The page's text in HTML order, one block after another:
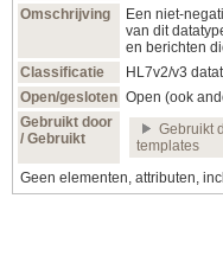
Omschrijving
Een niet-
van dit
en berichten
Classificatie
HL7v2/v3
Open/gesloten Open (ook
Gebruikt door
/ Gebruikt
Gebruikt
templates
Geen elementen, attributen,